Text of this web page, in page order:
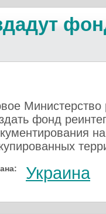
Министерство
фонд
Украина